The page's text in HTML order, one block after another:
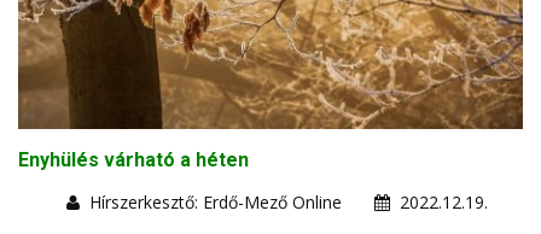
Enyhülés várható a héten
Hírszerkesztő: Erdő-Mező Online
2022.12.19.